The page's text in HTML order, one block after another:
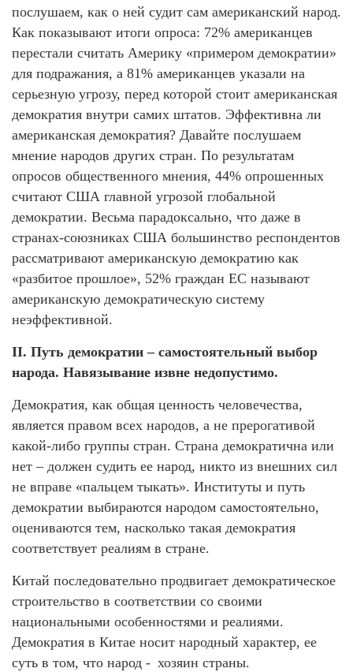
послушаем, как о ней судит сам американский народ.
Как показывают итоги опроса: 72% американцев
перестали считать Америку «примером демократии»
для подражания, а 81% американцев указали на
серьезную угрозу, перед которой стоит американская
демократия внутри самих штатов. Эффективна ли
американская демократия? Давайте послушаем
мнение народов других стран. По результатам
опросов общественного мнения, 44% опрошенных
считают США главной угрозой глобальной
демократии. Весьма парадоксально, что даже в
странах-союзниках США большинство респондентов
рассматривают американскую демократию как
«разбитое прошлое», 52% граждан ЕС называют
американскую демократическую систему
неэффективной.
II. Путь демократии – самостоятельный выбор
народа. Навязывание извне недопустимо.
Демократия, как общая ценность человечества,
является правом всех народов, а не прерогативой
какой-либо группы стран. Страна демократична или
нет – должен судить ее народ, никто из внешних сил
не вправе «пальцем тыкать». Институты и путь
демократии выбираются народом самостоятельно,
оцениваются тем, насколько такая демократия
соответствует реалиям в стране.
Китай последовательно продвигает демократическое
строительство в соответствии со своими
национальными особенностями и реалиями.
Демократия в Китае носит народный характер, ее
суть в том, что народ - хозяин страны.